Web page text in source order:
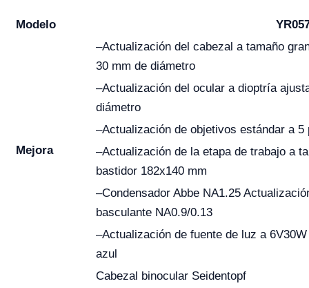
Modelo
Mejora
–Actualización del cabezal a tamaño
30 mm de diámetro
–Actualización del ocular a dioptría
diámetro
–Actualización de objetivos estándar a 5
–Actualización de la etapa de trabajo a
bastidor 182x140 mm
–Condensador Abbe NA1.25
basculante NA0.9/0.13
–Actualización de fuente de luz a
azul
Cabezal binocular Seidentopf